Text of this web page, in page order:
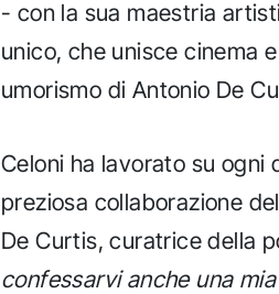
- con la sua maestria
unico, che unisce cinema
umorismo di Antonio De
Celoni ha lavorato su ogni
preziosa collaborazione
De Curtis, curatrice della
confessarvi anche una